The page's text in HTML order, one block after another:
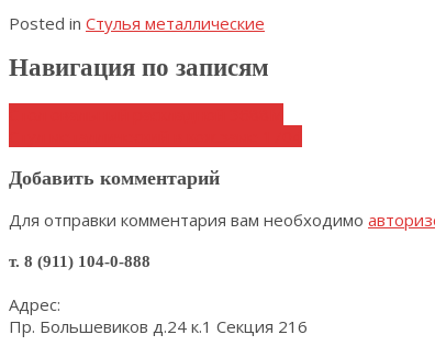
Posted in Стулья металлические
Навигация по записям
Добавить комментарий
Для отправки комментария вам необходимо
т. 8 (911) 104-0-888
Адрес:
Пр. Большевиков д.24 к.1 Секция 216